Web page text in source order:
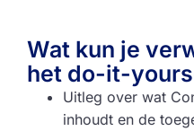
Wat kun je
het do-it-
Uitleg over wat
inhoudt en de